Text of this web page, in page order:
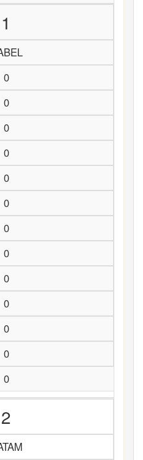
1
0
0
0
0
0
0
0
0
0
0
0
0
0
2